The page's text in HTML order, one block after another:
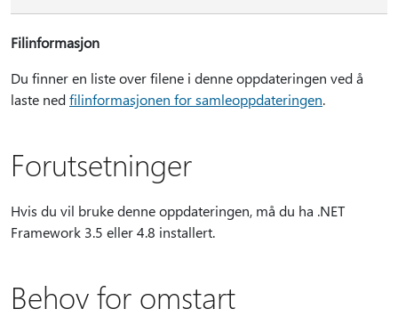
Filinformasjon
Du finner en liste over filene i denne oppdateringen ved å
laste nedfilinformasjonen for samleoppdateringen.
Forutsetninger
Hvis du vil bruke denne oppdateringen, må du ha .NET
Framework 3.5 eller 4.8 installert.
Behov for omstart